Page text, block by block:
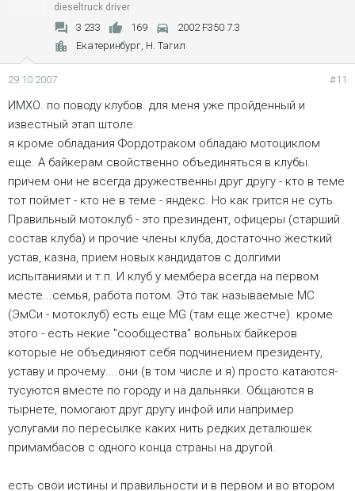
dieseltruck driver
3 233 169
2002 F350 7.3
Екатеринбург, Н. Тагил
29.10.2007 #11
ИМХО. по поводу клубов. для меня уже пройденный и
известный этап штоле.
я кроме обладания Фордотраком обладаю мотоциклом
еще. А байкерам свойственно объединяться в клубы.
причем они не всегда дружественны друг другу - кто в теме
тот поймет - кто не в теме - яндекс. Но как грится не суть.
Правильный мотоклуб - это презиндент, офицеры (старший
состав клуба) и прочие члены клуба, достаточно жесткий
устав, казна, прием новых кандидатов с долгими
испытаниями и т.п. И клуб у мембера всегда на первом
месте...семья, работа потом. Это так называемые MC
(ЭмСи - мотоклуб) есть еще MG (там еще жестче). кроме
этого - есть некие "сообщества" вольных байкеров
которые не объединяют себя подчинением президенту,
уставу и прочему....они (в том числе и я) просто катаются-
тусуются вместе по городу и на дальняки. Общаются в
тырнете, помогают друг другу инфой или например
услугами по пересылке каких нить редких деталюшек
примамбасов с одного конца страны на другой.
есть свои истины и правильности и в первом и во втором